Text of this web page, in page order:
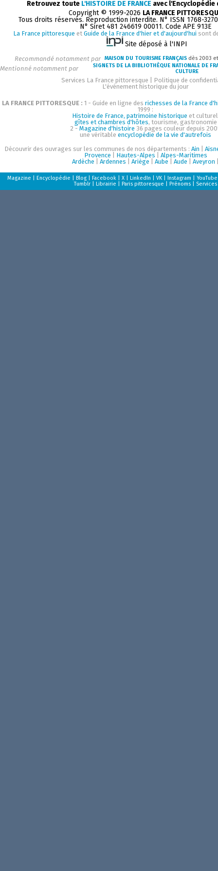
Retrouvez toute L'HISTOIRE DE FRANCE avec
Copyright © 1999-2026 LA FRANCE
Tous droits réservés. Reproduction interdite. N° ISSN 1768-
N° Siret 481 246619 00011. Code APE 913E
La France pittoresque et Guide de la France d'hier et d'aujourd'hui sont
Site déposé à l'INPI
Recommandé notamment par MAISON DU TOURISME FRANÇAIS dès 2003
Mentionné notamment par
SIGNETS DE LA BIBLIOTHÈQUE NATIONALE DE
CULTURE
Services La France pittoresque
Politique de
L'événement historique du jour
LA FRANCE PITTORESQUE : 1 - Guide en ligne des richesses de la France
1999 :
Histoire de France, patrimoine historique et
gîtes et chambres d'hôtes, tourisme, gastronomie
2 - Magazine d'histoire 36 pages couleur depuis
une véritableencyclopédie de la vie d'autrefois
Découvrir des ouvrages sur les communes de nos départements :Ain |
Provence
Hautes-Alpes
Alpes-Maritimes
Ardèche |Ardennes |Ariège |Aube |Aude |Aveyron
Magazine |Encyclopédie |Blog |Facebook |X |LinkedIn |VK |Instagram |YouTube
Tumblr |Librairie |Paris pittoresque |Prénoms Services